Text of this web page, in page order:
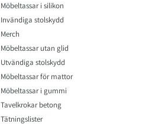
Möbeltassar i silikon
Invändiga stolskydd
Merch
Möbeltassar utan glid
Utvändiga stolskydd
Möbeltassar för mattor
Möbeltassar i gummi
Tavelkrokar betong
Tätningslister